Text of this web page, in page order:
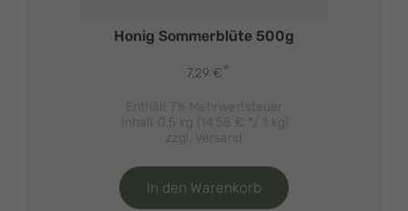
Honig Sommerblüte 500g
7,29 €*
Enthält 7% Mehrwertsteuer
Inhalt 0,5 kg (14,58 € */ 1 kg)
zzgl. Versand
In den Warenkorb